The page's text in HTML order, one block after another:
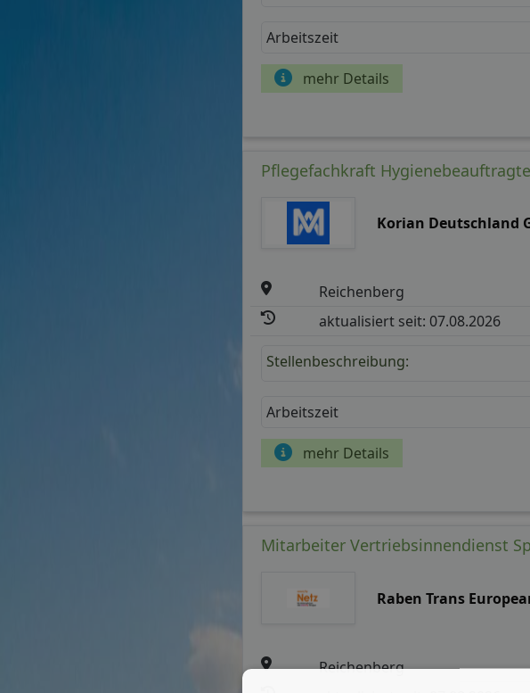
Arbeitszeit
mehr Details
Pflegefachkraft
Korian Deutschland
Reichenberg
aktualisiert seit: 07.08.2026
Stellenbeschreibung:
Arbeitszeit
mehr Details
Mitarbeiter Vertriebsinnendienst
Raben Trans
Reichenberg